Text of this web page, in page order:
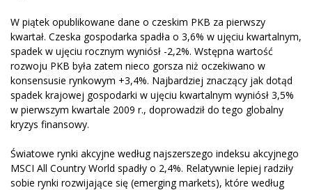
W piątek opublikowane dane o czeskim PKB za pierwszy
kwartał. Czeska gospodarka spadła o 3,6% w ujęciu kwartalnym,
spadek w ujęciu rocznym wyniósł -2,2%. Wstępna wartość
rozwoju PKB była zatem nieco gorsza niż oczekiwano w
konsensusie rynkowym +3,4%. Najbardziej znaczący jak dotąd
spadek krajowej gospodarki w ujęciu kwartalnym wyniósł 3,5%
w pierwszym kwartale 2009 r., doprowadził do tego globalny
kryzys finansowy.
Światowe rynki akcyjne według najszerszego indeksu akcyjnego
MSCI All Country World spadły o 2,4%. Relatywnie lepiej radziły
sobie rynki rozwijające się (emerging markets), które według